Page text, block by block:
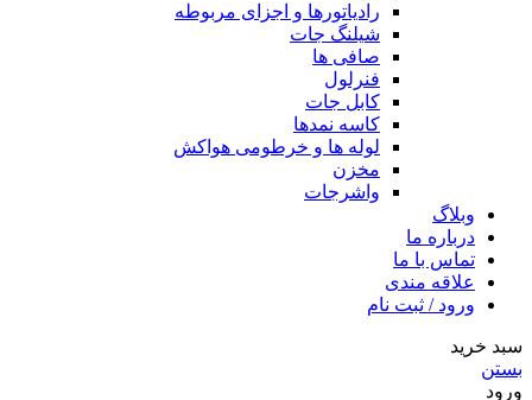
رادیاتورها و اجزای مربوطه
شیلنگ جات
صافی ها
فنرلول
کابل جات
کاسه نمدها
لوله ها و خرطومی هواکش
مخزن
واشرجات
وبلاگ
درباره ما
تماس با ما
علاقه مندی
ورود / ثبت نام
سبد خرید
بستن
ورود